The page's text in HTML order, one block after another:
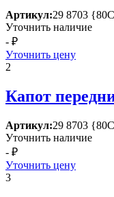
Артикул:29 8703
Уточнить наличие
- ₽
Уточнить цену
2
Капот
Артикул:29 8703
Уточнить наличие
- ₽
Уточнить цену
3